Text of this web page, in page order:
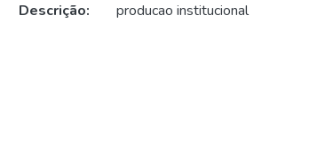
Descrição:
producao institucional